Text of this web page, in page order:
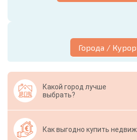
Города /
Какой город лучше
выбрать?
Как выгодно купить